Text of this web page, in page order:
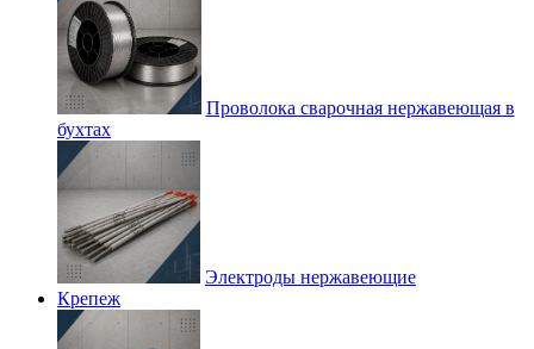
Проволока сварочная нержавеющая в
бухтах
Электроды нержавеющие
Крепеж